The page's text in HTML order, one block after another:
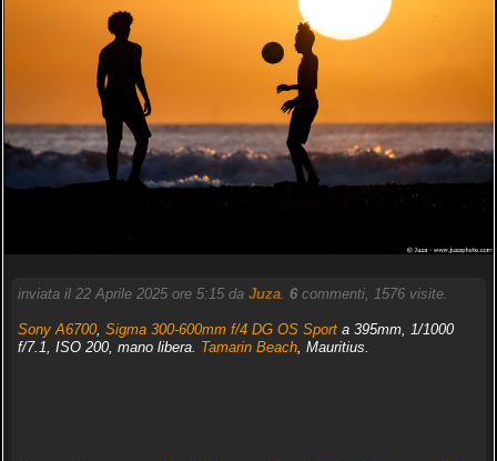
inviata il 22 Aprile 2025 ore 5:15 da Juza. 6commenti, 1576 visite.
Sony A6700, Sigma 300-600mm f/4 DG OS Sporta 395mm, 1/1000
f/7.1, ISO 200, mano libera. Tamarin Beach, Mauritius.